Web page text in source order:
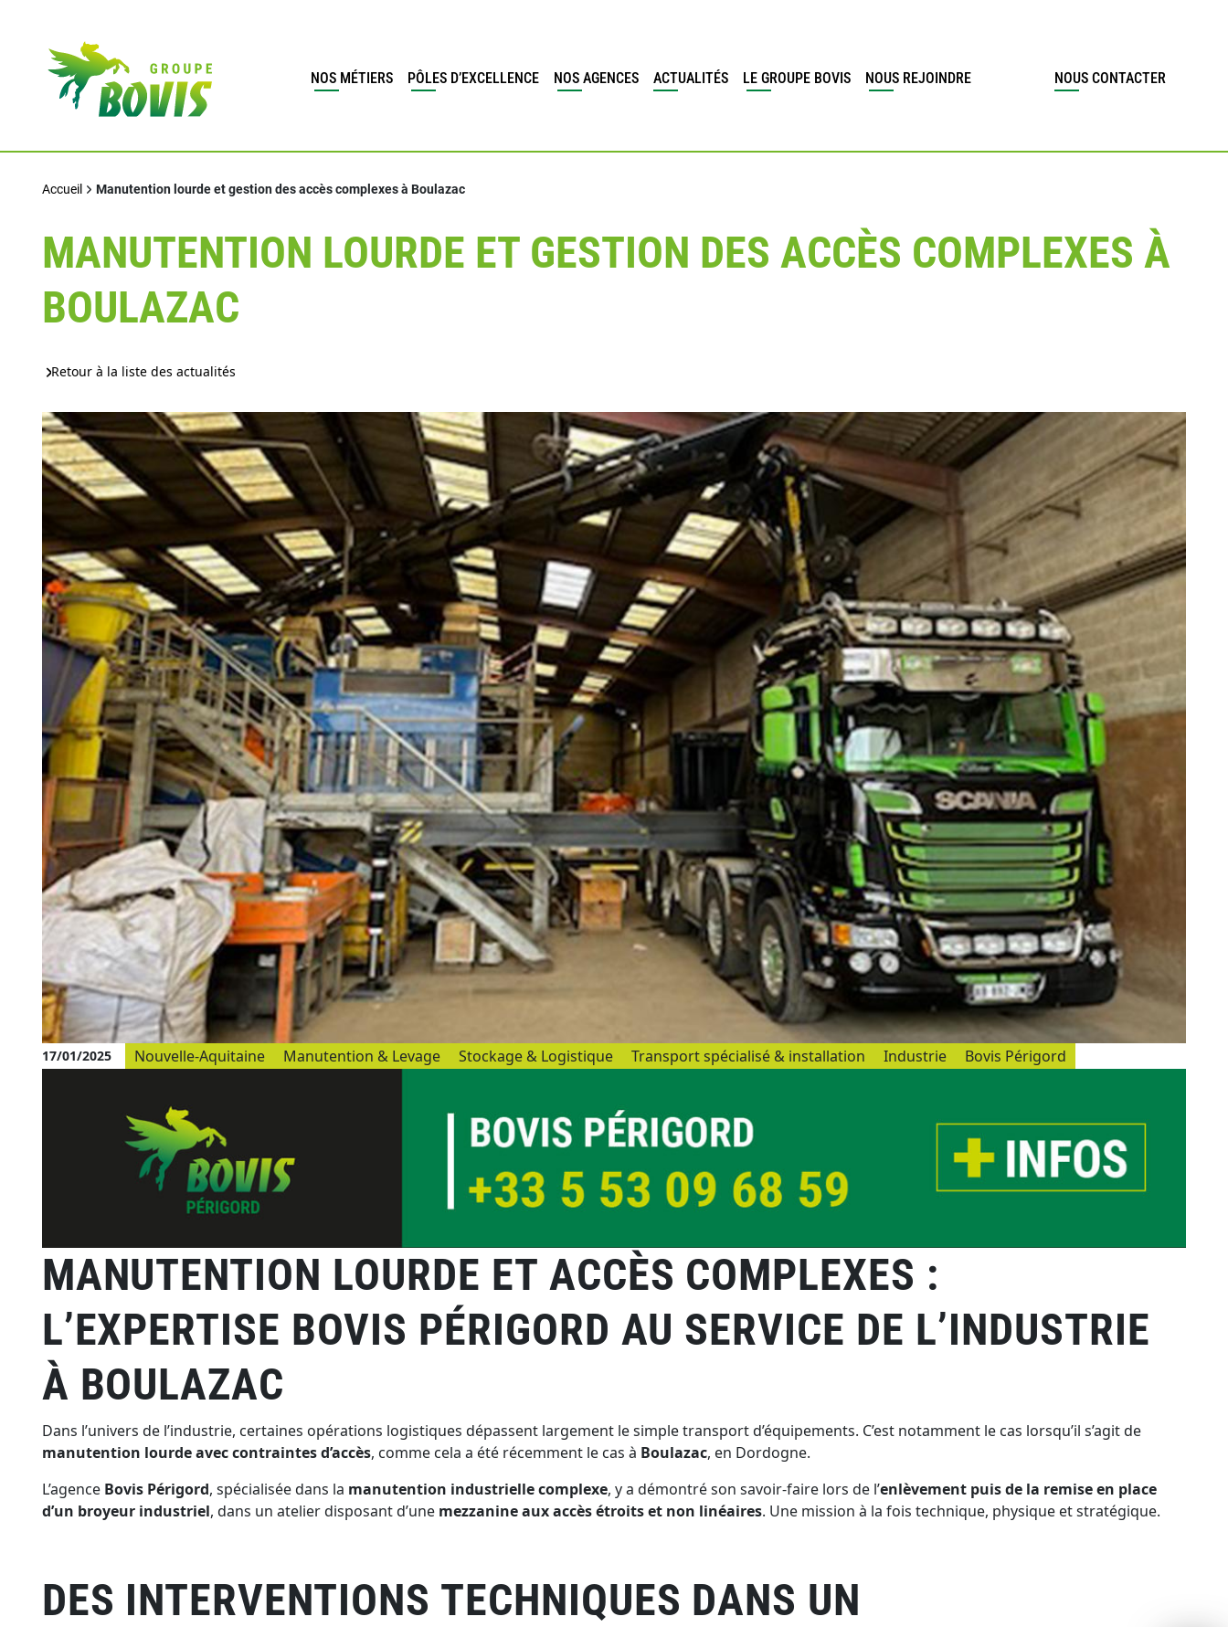
NOS MÉTIERS PÔLES D’EXCELLENCE NOS AGENCES ACTUALITÉS LE GROUPE BOVIS NOUS REJOINDRE NOUS CONTACTER
Accueil Manutention lourde et gestion des accès complexes à Boulazac
MANUTENTION LOURDE ET GESTION DES ACCÈS COMPLEXES À
BOULAZAC
Retour à la liste des actualités
17/01/2025 Nouvelle-Aquitaine Manutention & Levage Stockage & Logistique Transport spécialisé & installation Industrie Bovis Périgord
MANUTENTION LOURDE ET ACCÈS COMPLEXES :
L’EXPERTISE BOVIS PÉRIGORD AU SERVICE DE L’INDUSTRIE
À BOULAZAC
Dans l’univers de l’industrie, certaines opérations logistiques dépassent largement le simple transport d’équipements. C’est notamment le cas lorsqu’il s’agit de
manutention lourde avec contraintes d’accès, comme cela a été récemment le cas à Boulazac, en Dordogne.
L’agence Bovis Périgord, spécialisée dans la manutention industrielle complexe, y a démontré son savoir-faire lors de l’enlèvement puis de la remise en place
d’un broyeur industriel, dans un atelier disposant d’une mezzanine aux accès étroits et non linéaires. Une mission à la fois technique, physique et stratégique.
DES INTERVENTIONS TECHNIQUES DANS UN